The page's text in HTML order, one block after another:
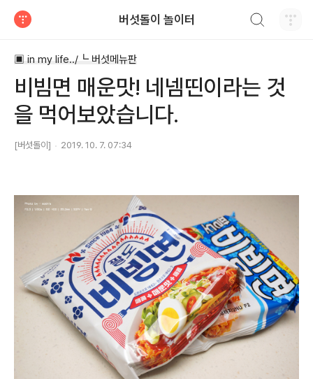
버섯돌이 놀이터
▣ in my life../┗ 버섯메뉴판
비빔면 매운맛! 네넴띤이라는 것
을 먹어보았습니다.
[버섯돌이] 2019. 10. 7. 07:34